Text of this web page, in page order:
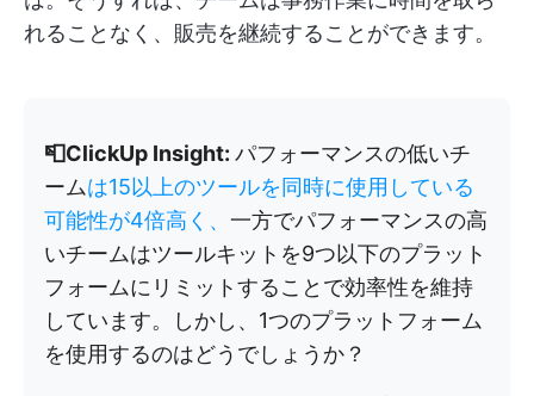
れることなく、販売を継続することができます。
📮ClickUp Insight: パフォーマンスの低いチ
ームは15以上のツールを同時に使用している
可能性が4倍高く、 一方でパフォーマンスの高
いチームはツールキットを9つ以下のプラット
フォームにリミットすることで効率性を維持
しています。しかし、1つのプラットフォーム
を使用するのはどうでしょうか？